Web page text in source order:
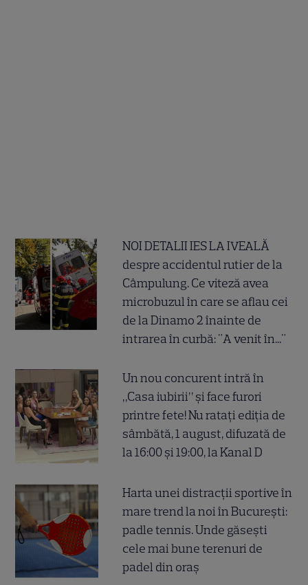
NOI DETALII IES LA IVEALĂ
despre accidentul rutier de la
Câmpulung. Ce viteză avea
microbuzul în care se aflau cei
de la Dinamo 2 înainte de
intrarea în curbă: "A venit în..."
Un nou concurent intră în
„Casa iubirii” și face furori
printre fete! Nu ratați ediția de
sâmbătă, 1 august, difuzată de
la 16:00 și 19:00, la Kanal D
Harta unei distracții sportive în
mare trend la noi în București:
padle tennis. Unde găsești
cele mai bune terenuri de
padel din oraș